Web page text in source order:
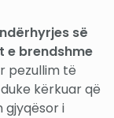
ndërhyrjes së
e brendshme
pezullim të
kërkuar që
i